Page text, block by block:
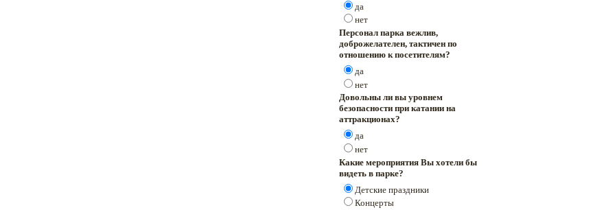
да
нет
Персонал парка вежлив,
доброжелателен, тактичен по
отношению к посетителям?
да
нет
Довольны ли вы уровнем
безопасности при катании на
аттракционах?
да
нет
Какие мероприятия Вы хотели бы
видеть в парке?
Детские праздники
Концерты